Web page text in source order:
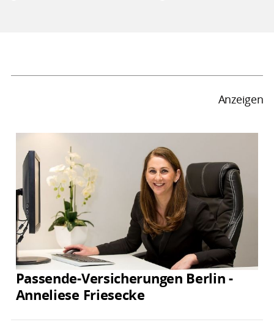
Anzeigen
Passende-Versicherungen Berlin -
Anneliese Friesecke